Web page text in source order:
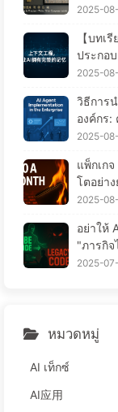
ยกแยะ
2025-
【บทเ
ประกอ
AI แต่ก
2025-
วิธีการ
องค์กร
รียนรู้
2025-
แพ็กเก
โตอย่า
าพมาย
2025-
อย่าให้
"ภารกิจ
าก—เรี
2025-
หมวดหมู่
AI เท็กซ์
AI应用